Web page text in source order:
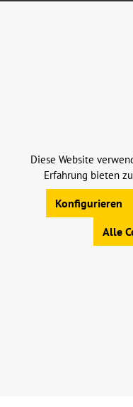
© 2023
Allgemeine
Diese Website
Erfahrung bieten
Konfigurieren
Alle